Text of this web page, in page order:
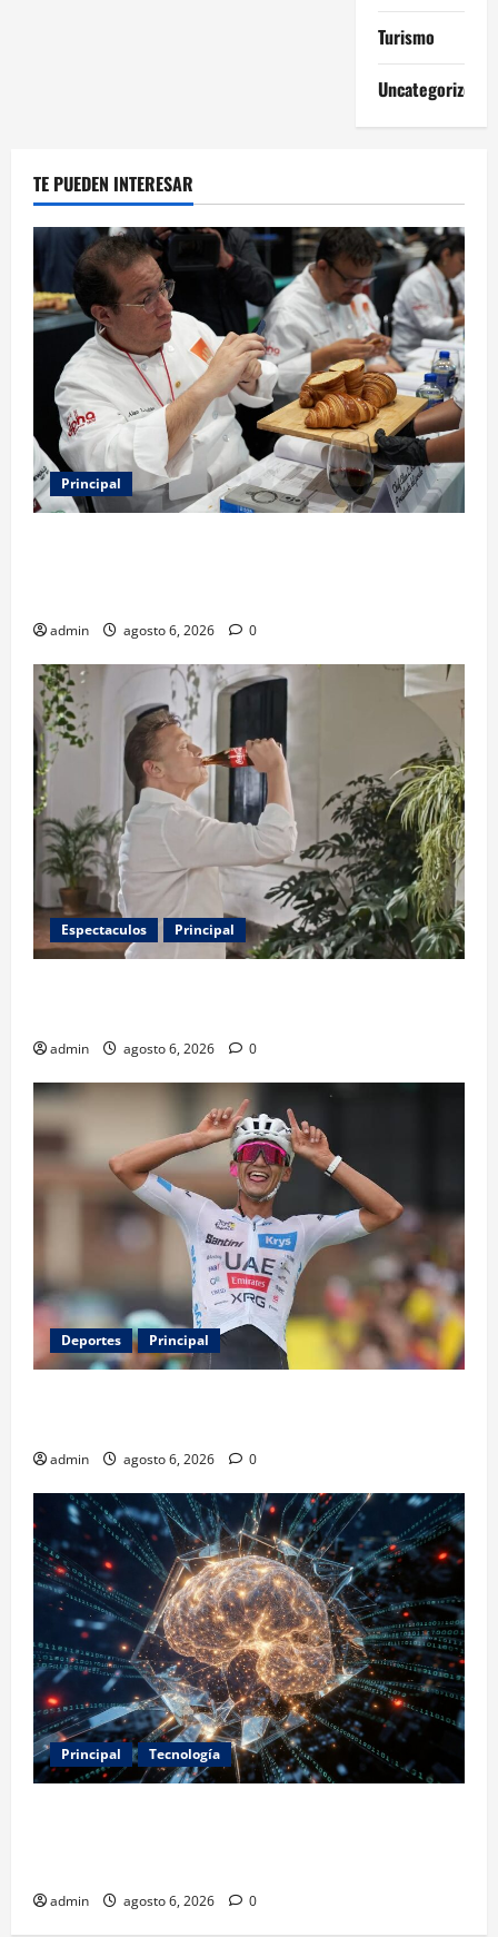
Turismo
Uncategorized
TE PUEDEN INTERESAR
Principal
admin agosto 6, 2026 0
Espectaculos Principal
admin agosto 6, 2026 0
Deportes Principal
admin agosto 6, 2026 0
Principal Tecnología
admin agosto 6, 2026 0